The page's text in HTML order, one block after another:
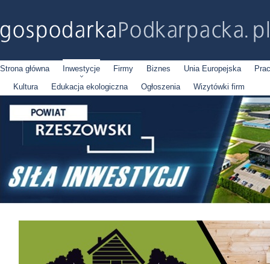
Strona główna Inwestycje Firmy Biznes Unia Europejska
Kultura
Edukacja ekologiczna Ogłoszenia Wizytówki firm